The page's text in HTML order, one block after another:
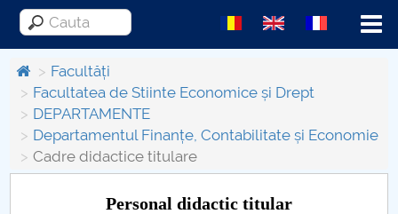
Menu
Despre Universitate
Centrul de Management al Proiectelor
Consiliul de Administratie
Facultăți
Facultatea de Stiinte Economice și Drept
DEPARTAMENTE
Departamentul Finanțe, Contabilitate și Economie
Cadre didactice titulare
Personal didactic titular